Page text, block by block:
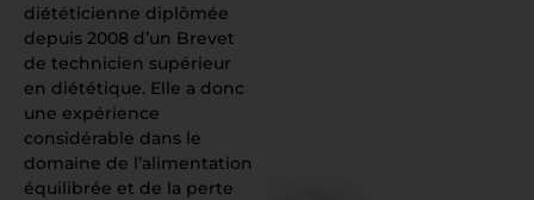
diététicienne diplômée
depuis 2008 d’un Brevet
de technicien supérieur
en diététique. Elle a donc
une expérience
considérable dans le
domaine de l’alimentation
équilibrée et de la perte